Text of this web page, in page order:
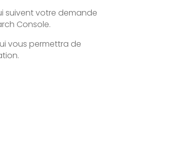
suivent votre demande
Console.
vous permettra de